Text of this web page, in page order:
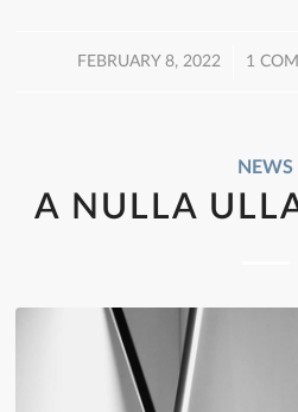
FEBRUARY 8, 2022
/ 1 /
NEWS
A NULLA